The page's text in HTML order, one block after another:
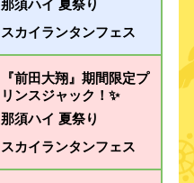
那須ハイ 夏祭り
スカイランタンフェス
『前田大翔』期間限定プ
リンスジャック！✨
那須ハイ 夏祭り
スカイランタンフェス